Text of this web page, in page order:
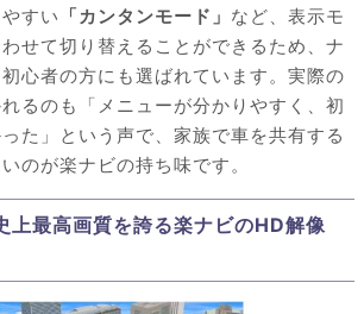
すい 「カンタンモード」 など、表示モ
せて切り替えることができるため、ナ
心者の方にも選ばれています。実際の
るのも「メニューが分かりやすく、初
た」という声で、家族で車を共有する
のが楽ナビの持ち味です。
上最高画質を誇る楽ナビのHD解像